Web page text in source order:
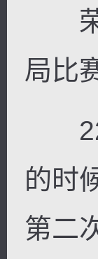
荣
局比
22
的时
第二